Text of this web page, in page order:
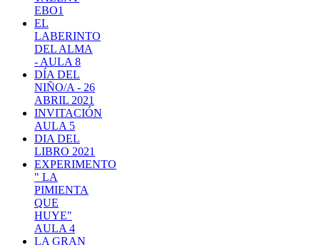
EBO1
EL
LABERINTO
DEL ALMA
- AULA 8
DÍA DEL
NIÑO/A - 26
ABRIL 2021
INVITACIÓN
AULA 5
DIA DEL
LIBRO 2021
EXPERIMENTO
" LA
PIMIENTA
QUE
HUYE"
AULA 4
LA GRAN